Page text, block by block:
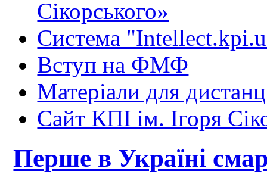
Сікорського»
Система
Вступ на ФМФ
Матеріали для
Сайт КПІ ім. Ігоря
Перше в Україні